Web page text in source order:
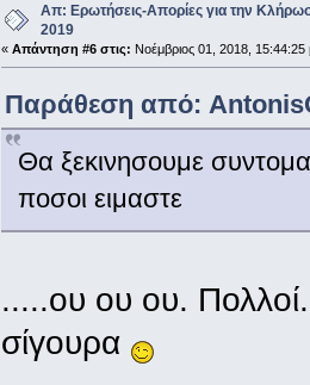
Απ: Ερωτήσεις-Απορίες για την
2019
«Απάντηση #6 στις: Νοέμβριος 01, 2018, 15:44:25
Παράθεση από:
Θα ξεκινησουμε
ποσοι ειμαστε
.....ου ου ου.
σίγουρα